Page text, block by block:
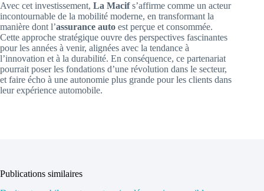
Avec cet investissement, La Macifs’affirme comme un acteur
incontournable de la mobilité moderne, en transformant la
manière dont l’assurance auto est perçue et consommée.
Cette approche stratégique ouvre des perspectives fascinantes
pour les années à venir, alignées avec la tendance à
l’innovation et à la durabilité. En conséquence, ce partenariat
pourrait poser les fondations d’une révolution dans le secteur,
et faire écho à une autonomie plus grande pour les clients dans
leur expérience automobile.
Publications similaires